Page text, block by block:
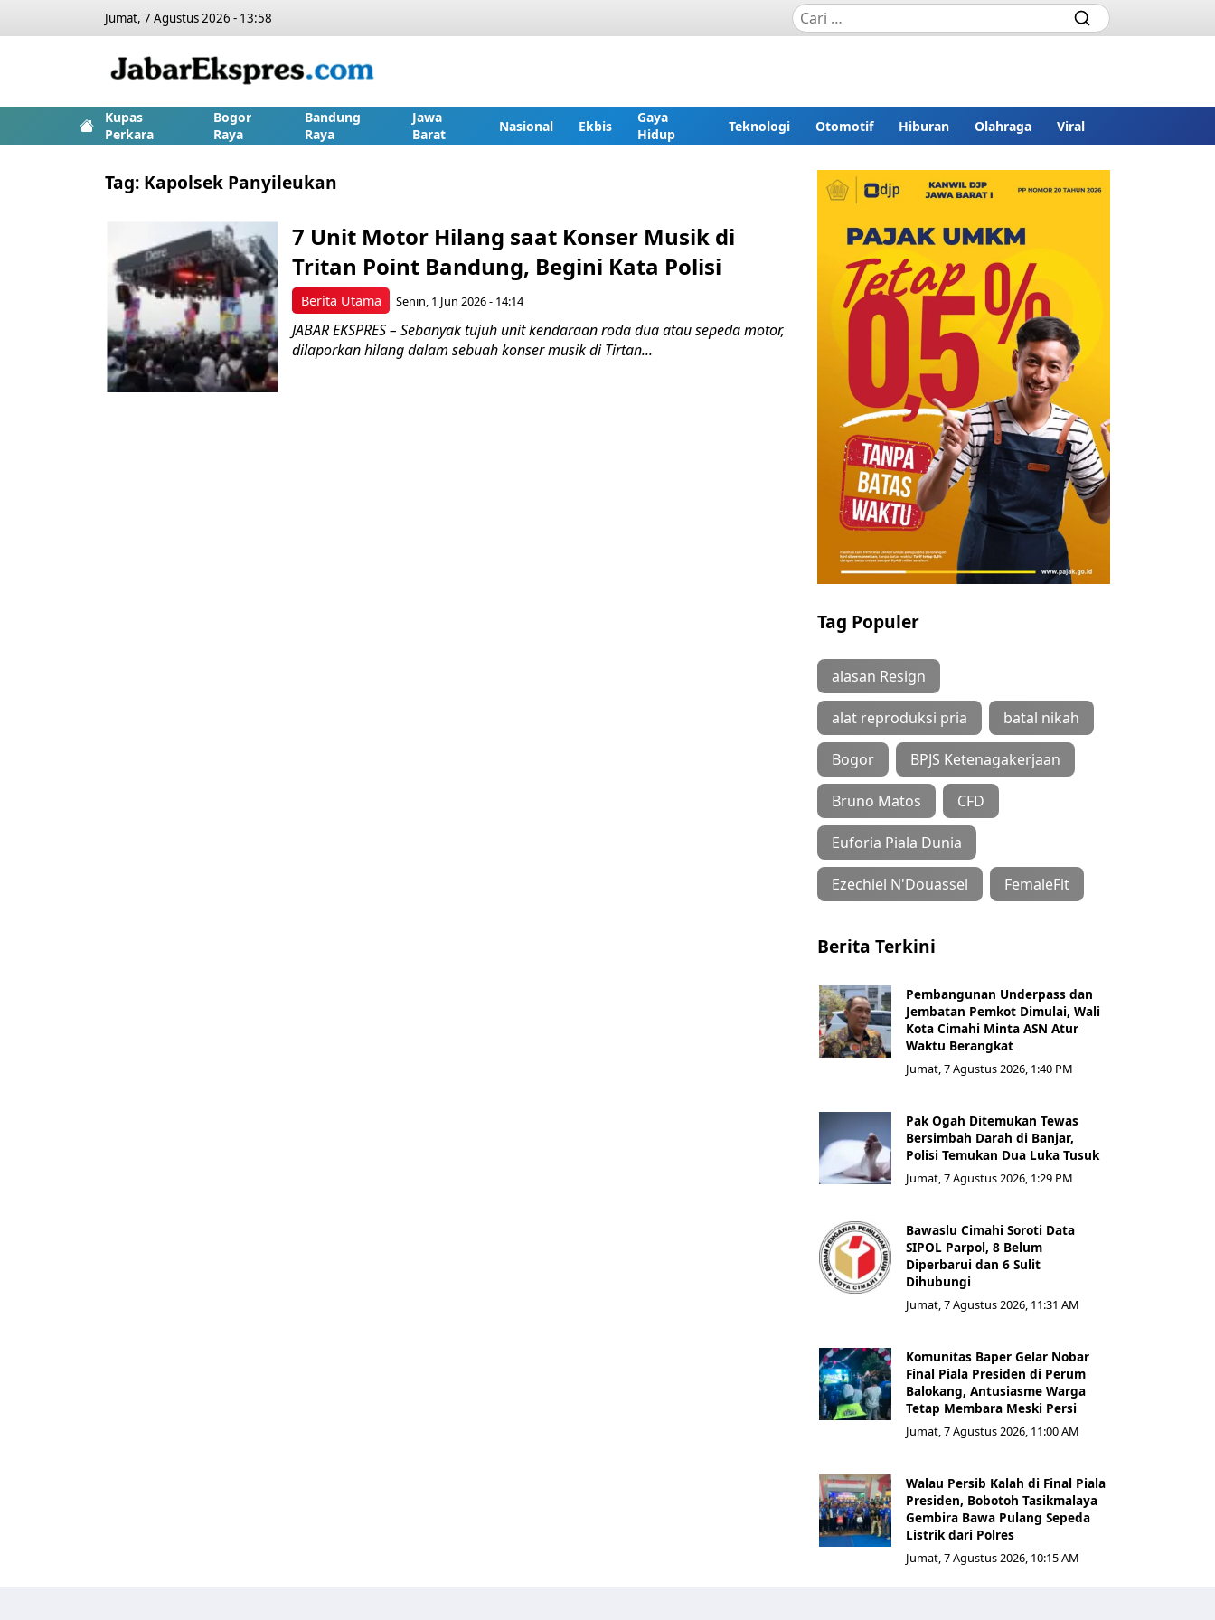
Jumat, 7 Agustus 2026 - 13:58
Kupas
Perkara
Bogor
Raya
Bandung
Raya
Jawa
Barat
Nasional Ekbis
Gaya
Hidup
Teknologi Otomotif Hiburan Olahraga Viral
Tag: Kapolsek Panyileukan
Berita Utama
7 Unit Motor Hilang saat Konser Musik di
Tritan Point Bandung, Begini Kata Polisi
Senin, 1 Jun 2026 - 14:14
JABAR EKSPRES – Sebanyak tujuh unit kendaraan roda dua atau sepeda motor,
dilaporkan hilang dalam sebuah konser musik di Tirtan...
Tag Populer
alasan Resign
alat reproduksi pria batal nikah
Bogor BPJS Ketenagakerjaan
Bruno Matos CFD
Euforia Piala Dunia
Ezechiel N'Douassel FemaleFit
Berita Terkini
Pembangunan Underpass dan
Jembatan Pemkot Dimulai, Wali
Kota Cimahi Minta ASN Atur
Waktu Berangkat
Jumat, 7 Agustus 2026, 1:40 PM
Pak Ogah Ditemukan Tewas
Bersimbah Darah di Banjar,
Polisi Temukan Dua Luka Tusuk
Jumat, 7 Agustus 2026, 1:29 PM
Bawaslu Cimahi Soroti Data
SIPOL Parpol, 8 Belum
Diperbarui dan 6 Sulit
Dihubungi
Jumat, 7 Agustus 2026, 11:31 AM
Komunitas Baper Gelar Nobar
Final Piala Presiden di Perum
Balokang, Antusiasme Warga
Tetap Membara Meski Persi
Jumat, 7 Agustus 2026, 11:00 AM
Walau Persib Kalah di Final Piala
Presiden, Bobotoh Tasikmalaya
Gembira Bawa Pulang Sepeda
Listrik dari Polres
Jumat, 7 Agustus 2026, 10:15 AM